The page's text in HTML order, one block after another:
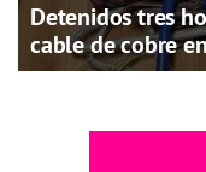
Detenidos tres
cable de cobre